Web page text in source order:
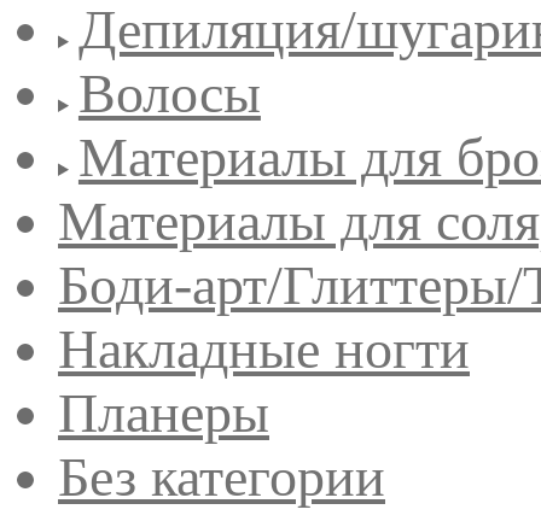
Депиляция/
Волосы
Материалы для
Материалы для
Боди-арт/
Накладные ногти
Планеры
Без категории